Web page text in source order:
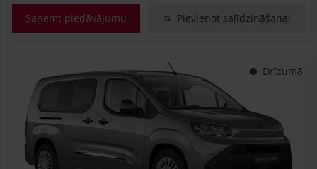
Saņemt piedāvājumu Pievienot salīdzināšanai
Drīzumā